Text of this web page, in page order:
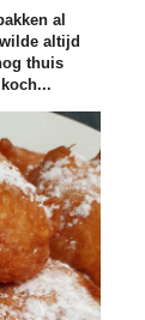
al
altijd
thuis